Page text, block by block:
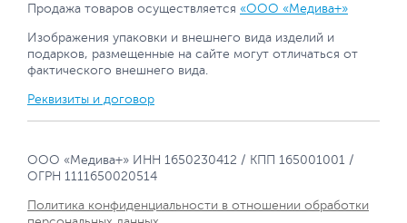
Продажа товаров осуществляется «ООО «Медива+»
Изображения упаковки и внешнего вида изделий и
подарков, размещенные на сайте могут отличаться от
фактического внешнего вида.
Реквизиты и договор
ООО «Медива+» ИНН 1650230412 / КПП 165001001 /
ОГРН 1111650020514
Политика конфиденциальности в отношении обработки